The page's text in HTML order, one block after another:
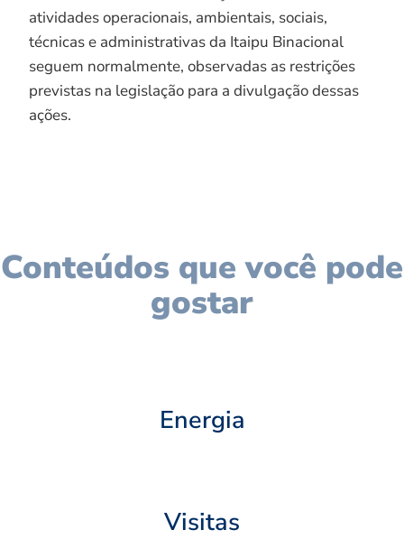
atividades operacionais, ambientais, sociais,
técnicas e administrativas da Itaipu Binacional
seguem normalmente, observadas as restrições
previstas na legislação para a divulgação dessas
ações.
Conteúdos que você pode
gostar
Energia
Visitas